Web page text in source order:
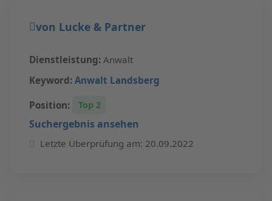
von Lucke & Partner
Dienstleistung: Anwalt
Keyword: Anwalt Landsberg
Position: Top 2
Suchergebnis ansehen
Letzte Überprüfung am: 20.09.2022